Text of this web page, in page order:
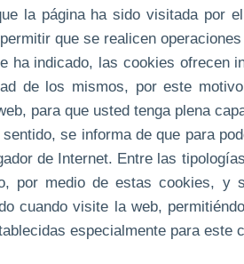
la página ha sido visitada por
que se realicen
ha indicado, las cookies ofrecen
de los mismos, por este
para que usted tenga plena
sentido, se informa de que para
de Internet. Entre las
por medio de estas cookies, y
cuando visite la web,
especialmente para este